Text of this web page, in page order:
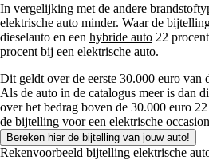
In vergelijking met de andere
elektrische auto minder. Waar de
dieselauto en een hybride auto 22
procent bij een elektrische auto.
Dit geldt over de eerste 30.000 euro van
Als de auto in de catalogus meer is dan
over het bedrag boven de 30.000 euro
de bijtelling voor een elektrische
Bereken hier de bijtelling van jouw auto!
Rekenvoorbeeld bijtelling elektrische